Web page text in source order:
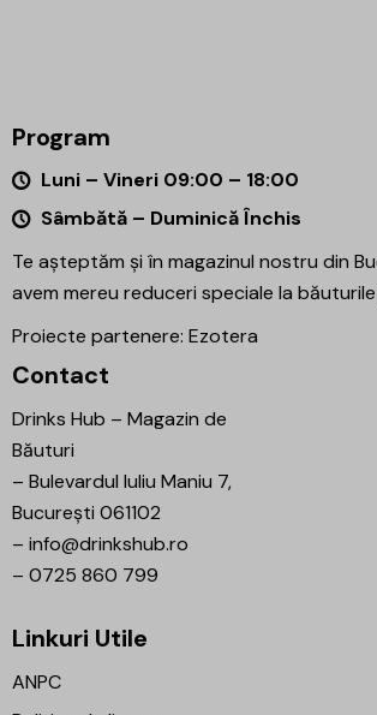
Program
Luni – Vineri 09:00 – 18:00
Sâmbătă – Duminică Închis
Te așteptăm și în magazinul nostru din
avem mereu reduceri speciale la
Proiecte partenere: Ezotera
Contact
Drinks Hub – Magazin de
Băuturi
– Bulevardul Iuliu Maniu 7,
București 061102
– info@drinkshub.ro
– 0725 860 799
Linkuri Utile
ANPC